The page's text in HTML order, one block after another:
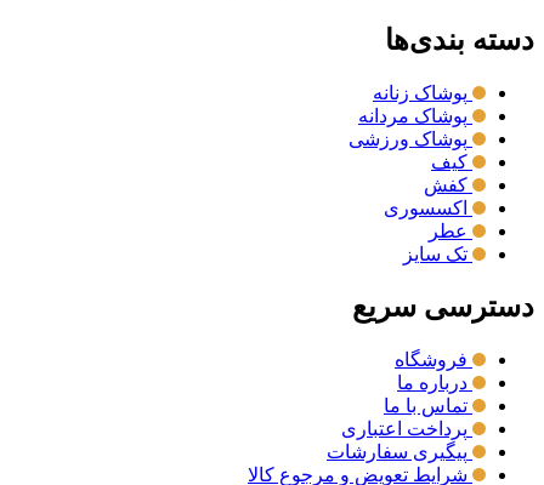
دسته بندی‌ها
پوشاک زنانه
پوشاک مردانه
پوشاک ورزشی
کیف
کفش
اکسسوری
عطر
تک سایز
دسترسی سریع
فروشگاه
درباره ما
تماس با ما
پرداخت اعتباری
پیگیری سفارشات
شرایط تعویض و مرجوع کالا